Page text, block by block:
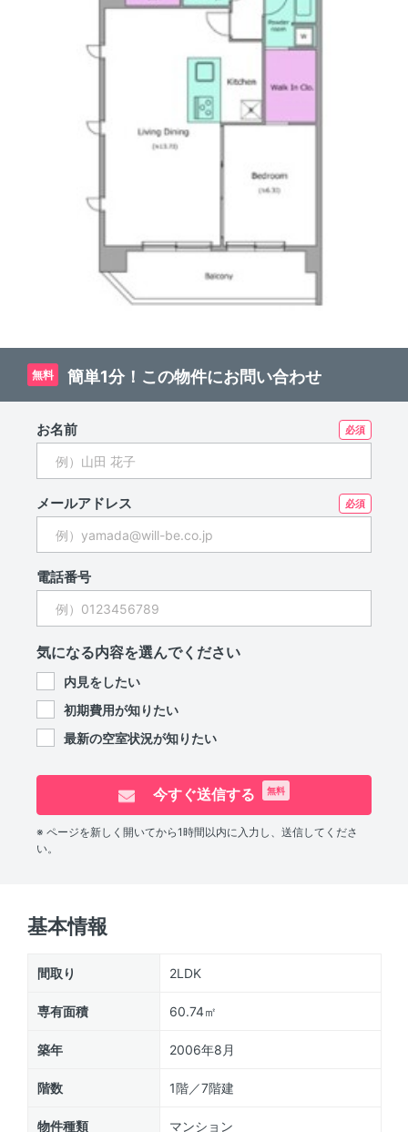
無料 簡単1分！この物件にお問い合わせ
お名前
メールアドレス
電話番号
気になる内容を選んでください
内見をしたい
初期費用が知りたい
最新の空室状況が知りたい
今すぐ送信する 無料
※ ページを新しく開いてから1時間以内に入力し、送信してくださ
い。
基本情報
間取り 2LDK
専有面積 60.74㎡
築年 2006年8月
階数 1階／7階建
物件種類 マンション